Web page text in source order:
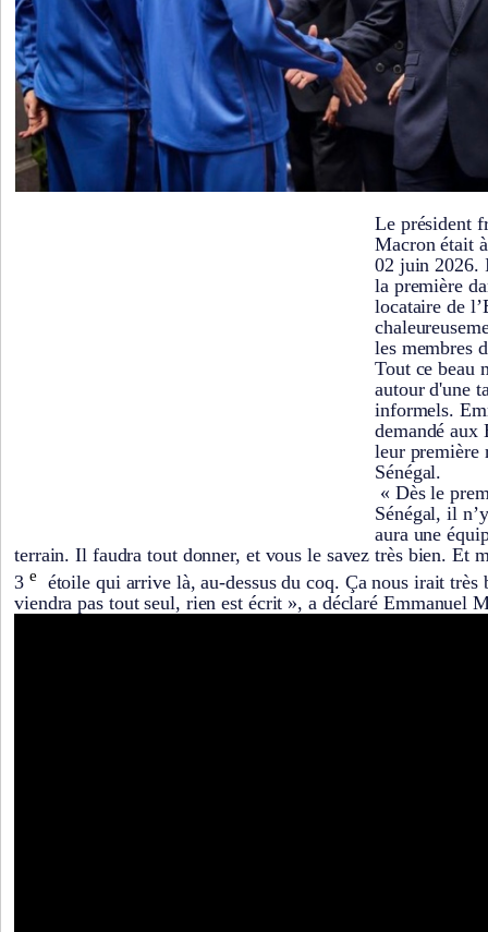
Le président
Macron était
02 juin 2026.
la première
locataire de
les membres
Tout ce beau
autour d'une
informels.
demandé aux
leur première
Sénégal.
« Dès le
Sénégal, il
aura une
terrain. Il faudra tout donner, et vous le savez très bien. Et
3 e
étoile qui arrive là, au-dessus du coq. Ça nous irait très
viendra pas tout seul, rien est écrit », a déclaré Emmanuel